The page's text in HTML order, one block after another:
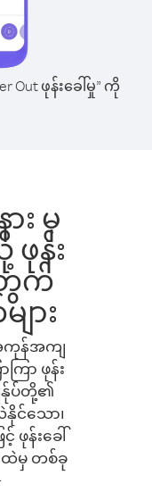
Out ဖုန်းခေါ်မှု” ကို
း မှ
ဖုန်း
တွက်
ား
ကုန်အကျ
ကြာ ဖုန်း
န်ုပ်တို့၏
င်သော၊
ဖုန်းခေါ်
ထဲမှ တစ်ခု